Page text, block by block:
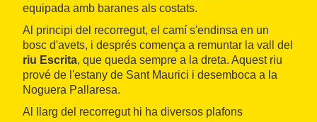
equipada amb baranes als costats.
Al principi del recorregut, el camí s'endinsa en un
bosc d'avets, i després comença a remuntar la vall del
riu Escrita, que queda sempre a la dreta. Aquest riu
prové de l'estany de Sant Maurici i desemboca a la
Noguera Pallaresa.
Al llarg del recorregut hi ha diversos plafons